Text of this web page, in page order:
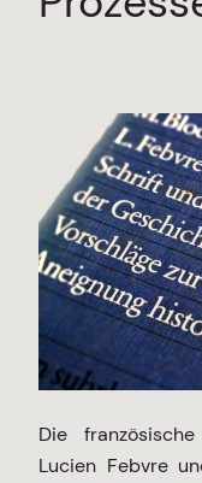
Die
Lucien Febvre